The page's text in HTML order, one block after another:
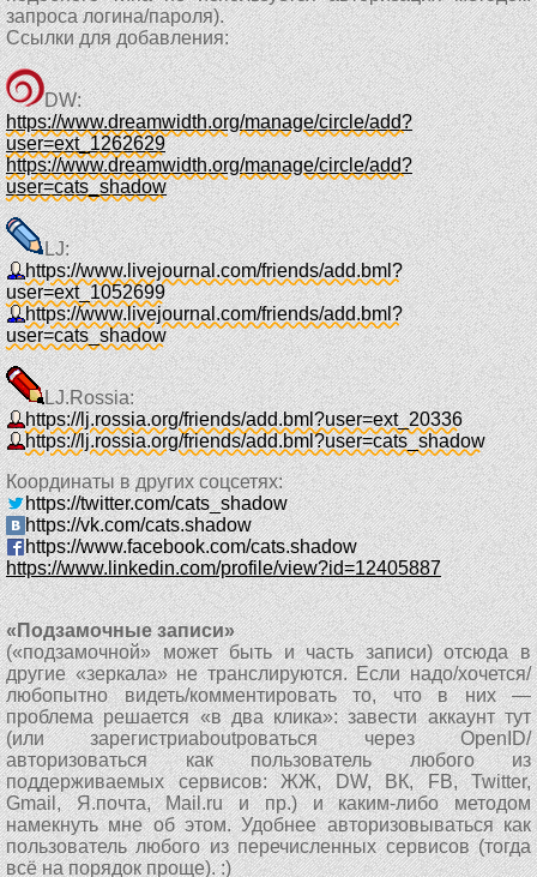
запроса логина/пароля).
Ссылки для добавления:
DW:
https://www.dreamwidth.org/manage/circle/add?
user=ext_1262629
https://www.dreamwidth.org/manage/circle/add?
user=cats_shadow
LJ:
https://www.livejournal.com/friends/add.bml?
user=ext_1052699
https://www.livejournal.com/friends/add.bml?
user=cats_shadow
LJ.Rossia:
https://lj.rossia.org/friends/add.bml?user=ext_20336
https://lj.rossia.org/friends/add.bml?user=cats_shadow
Координаты в других соцсетях:
https://twitter.com/cats_shadow
https://vk.com/cats.shadow
https://www.facebook.com/cats.shadow
https://www.linkedin.com/profile/view?id=12405887
«Подзамочные записи»
(«подзамочной» может быть и часть записи) отсюда в
другие «зеркала» не транслируются. Если надо/хочется/
любопытно видеть/комментировать то, что в них —
проблема решается «в два клика»: завести аккаунт тут
(или зарегистриaboutроваться через OpenID/
авторизоваться как пользователь любого из
поддерживаемых сервисов: ЖЖ, DW, ВК, FB, Twitter,
Gmail, Я.почта, Mail.ru и пр.) и каким-либо методом
намекнуть мне об этом. Удобнее авторизовываться как
пользователь любого из перечисленных сервисов (тогда
всё на порядок проще). :)